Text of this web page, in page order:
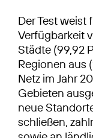
Der Test weist
Verfügbarkeit
Städte (99,92
Regionen aus
Netz im Jahr
Gebieten
neue
schließen,